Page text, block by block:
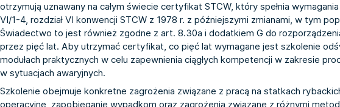
otrzymują uznawany na całym świecie certyfikat STCW, który spełnia
VI/1-4, rozdział VI konwencji STCW z 1978 r. z późniejszymi zmianami, w tym
Świadectwo to jest również zgodne z art. 8.30a i dodatkiem G do
przez pięć lat. Aby utrzymać certyfikat, co pięć lat wymagane jest szkolenie
modułach praktycznych w celu zapewnienia ciągłych kompetencji w zakresie
w sytuacjach awaryjnych.
Szkolenie obejmuje konkretne zagrożenia związane z pracą na statkach
operacyjne, zapobieganie wypadkom oraz zagrożenia związane z różnymi